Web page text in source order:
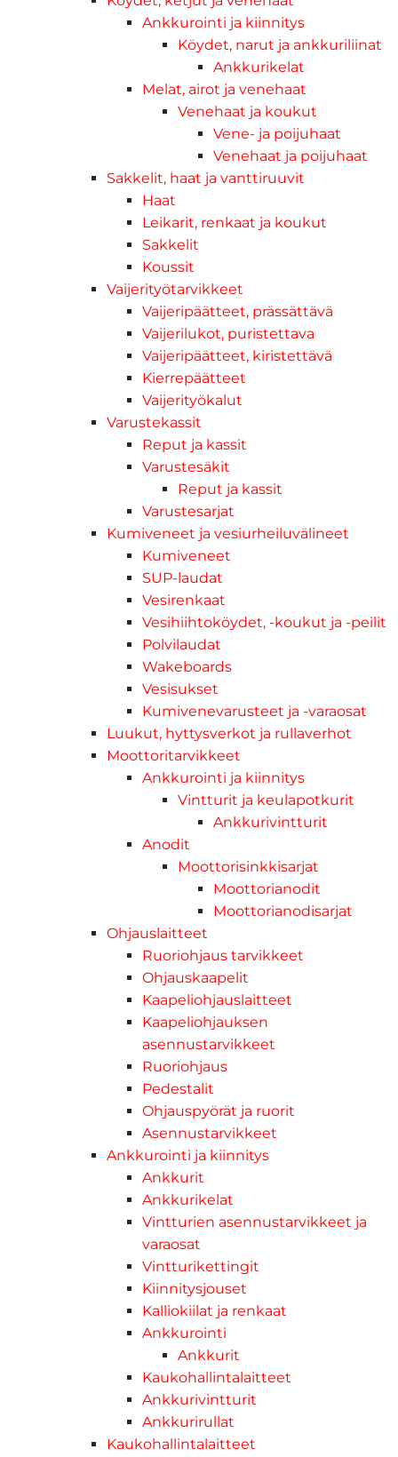
Ankkurointi ja kiinnitys
Köydet, narut ja ankkuriliinat
Ankkurikelat
Melat, airot ja venehaat
Venehaat ja koukut
Vene- ja poijuhaat
Venehaat ja poijuhaat
Sakkelit, haat ja vanttiruuvit
Haat
Leikarit, renkaat ja koukut
Sakkelit
Koussit
Vaijerityötarvikkeet
Vaijeripäätteet, prässättävä
Vaijerilukot, puristettava
Vaijeripäätteet, kiristettävä
Kierrepäätteet
Vaijerityökalut
Varustekassit
Reput ja kassit
Varustesäkit
Reput ja kassit
Varustesarjat
Kumiveneet ja vesiurheiluvälineet
Kumiveneet
SUP-laudat
Vesirenkaat
Vesihiihtoköydet, -koukut ja -peilit
Polvilaudat
Wakeboards
Vesisukset
Kumivenevarusteet ja -varaosat
Luukut, hyttysverkot ja rullaverhot
Moottoritarvikkeet
Ankkurointi ja kiinnitys
Vintturit ja keulapotkurit
Ankkurivintturit
Anodit
Moottorisinkkisarjat
Moottorianodit
Moottorianodisarjat
Ohjauslaitteet
Ruoriohjaus tarvikkeet
Ohjauskaapelit
Kaapeliohjauslaitteet
Kaapeliohjauksen
asennustarvikkeet
Ruoriohjaus
Pedestalit
Ohjauspyörät ja ruorit
Asennustarvikkeet
Ankkurointi ja kiinnitys
Ankkurit
Ankkurikelat
Vintturien asennustarvikkeet ja
varaosat
Vintturikettingit
Kiinnitysjouset
Kalliokiilat ja renkaat
Ankkurointi
Ankkurit
Kaukohallintalaitteet
Ankkurivintturit
Ankkurirullat
Kaukohallintalaitteet